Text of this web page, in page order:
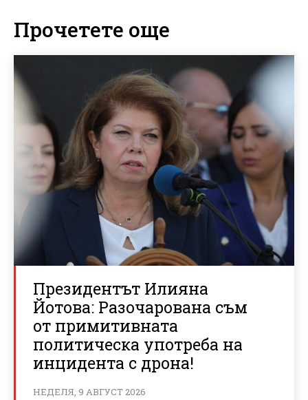
Прочетете още
Президентът Илияна
Йотова: Разочарована съм
от примитивната
политическа употреба на
инцидента с дрона!
НЕДЕЛЯ, 9 АВГУСТ 2026